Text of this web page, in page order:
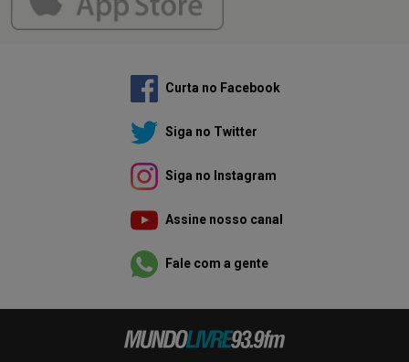
Curta no Facebook
Siga no Twitter
Siga no Instagram
Assine nosso canal
Fale com a gente